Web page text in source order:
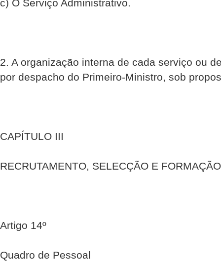
c) O Serviço Administrativo.
2. A organização interna de cada serviço ou
por despacho do Primeiro-Ministro, sob
CAPÍTULO III
RECRUTAMENTO, SELECÇÃO E
Artigo 14º
Quadro de Pessoal